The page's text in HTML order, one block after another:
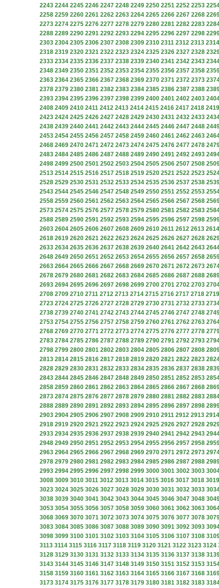
2243 2244 2245 2246 2247 2248 2249 2250 2251 2252 2253
2258 2259 2260 2261 2262 2263 2264 2265 2266 2267 2268
2273 2274 2275 2276 2277 2278 2279 2280 2281 2282 2283
2288 2289 2290 2291 2292 2293 2294 2295 2296 2297 2298
2303 2304 2305 2306 2307 2308 2309 2310 2311 2312 2313 2314
2318 2319 2320 2321 2322 2323 2324 2325 2326 2327 2328
2333 2334 2335 2336 2337 2338 2339 2340 2341 2342 2343
2348 2349 2350 2351 2352 2353 2354 2355 2356 2357 2358
2363 2364 2365 2366 2367 2368 2369 2370 2371 2372 2373
2378 2379 2380 2381 2382 2383 2384 2385 2386 2387 2388
2393 2394 2395 2396 2397 2398 2399 2400 2401 2402 2403
2408 2409 2410 2411 2412 2413 2414 2415 2416 2417 2418 2419
2423 2424 2425 2426 2427 2428 2429 2430 2431 2432 2433
2438 2439 2440 2441 2442 2443 2444 2445 2446 2447 2448
2453 2454 2455 2456 2457 2458 2459 2460 2461 2462 2463
2468 2469 2470 2471 2472 2473 2474 2475 2476 2477 2478
2483 2484 2485 2486 2487 2488 2489 2490 2491 2492 2493
2498 2499 2500 2501 2502 2503 2504 2505 2506 2507 2508
2513 2514 2515 2516 2517 2518 2519 2520 2521 2522 2523
2528 2529 2530 2531 2532 2533 2534 2535 2536 2537 2538
2543 2544 2545 2546 2547 2548 2549 2550 2551 2552 2553
2558 2559 2560 2561 2562 2563 2564 2565 2566 2567 2568
2573 2574 2575 2576 2577 2578 2579 2580 2581 2582 2583
2588 2589 2590 2591 2592 2593 2594 2595 2596 2597 2598
2603 2604 2605 2606 2607 2608 2609 2610 2611 2612 2613 2614
2618 2619 2620 2621 2622 2623 2624 2625 2626 2627 2628
2633 2634 2635 2636 2637 2638 2639 2640 2641 2642 2643
2648 2649 2650 2651 2652 2653 2654 2655 2656 2657 2658
2663 2664 2665 2666 2667 2668 2669 2670 2671 2672 2673
2678 2679 2680 2681 2682 2683 2684 2685 2686 2687 2688
2693 2694 2695 2696 2697 2698 2699 2700 2701 2702 2703
2708 2709 2710 2711 2712 2713 2714 2715 2716 2717 2718 2719
2723 2724 2725 2726 2727 2728 2729 2730 2731 2732 2733
2738 2739 2740 2741 2742 2743 2744 2745 2746 2747 2748
2753 2754 2755 2756 2757 2758 2759 2760 2761 2762 2763
2768 2769 2770 2771 2772 2773 2774 2775 2776 2777 2778
2783 2784 2785 2786 2787 2788 2789 2790 2791 2792 2793
2798 2799 2800 2801 2802 2803 2804 2805 2806 2807 2808
2813 2814 2815 2816 2817 2818 2819 2820 2821 2822 2823
2828 2829 2830 2831 2832 2833 2834 2835 2836 2837 2838
2843 2844 2845 2846 2847 2848 2849 2850 2851 2852 2853
2858 2859 2860 2861 2862 2863 2864 2865 2866 2867 2868
2873 2874 2875 2876 2877 2878 2879 2880 2881 2882 2883
2888 2889 2890 2891 2892 2893 2894 2895 2896 2897 2898
2903 2904 2905 2906 2907 2908 2909 2910 2911 2912 2913 2914
2918 2919 2920 2921 2922 2923 2924 2925 2926 2927 2928
2933 2934 2935 2936 2937 2938 2939 2940 2941 2942 2943
2948 2949 2950 2951 2952 2953 2954 2955 2956 2957 2958
2963 2964 2965 2966 2967 2968 2969 2970 2971 2972 2973
2978 2979 2980 2981 2982 2983 2984 2985 2986 2987 2988
2993 2994 2995 2996 2997 2998 2999 3000 3001 3002 3003
3008 3009 3010 3011 3012 3013 3014 3015 3016 3017 3018 3019
3023 3024 3025 3026 3027 3028 3029 3030 3031 3032 3033
3038 3039 3040 3041 3042 3043 3044 3045 3046 3047 3048
3053 3054 3055 3056 3057 3058 3059 3060 3061 3062 3063
3068 3069 3070 3071 3072 3073 3074 3075 3076 3077 3078
3083 3084 3085 3086 3087 3088 3089 3090 3091 3092 3093
3098 3099 3100 3101 3102 3103 3104 3105 3106 3107 3108
3113 3114 3115 3116 3117 3118 3119 3120 3121 3122 3123 3124
3128 3129 3130 3131 3132 3133 3134 3135 3136 3137 3138
3143 3144 3145 3146 3147 3148 3149 3150 3151 3152 3153
3158 3159 3160 3161 3162 3163 3164 3165 3166 3167 3168
3173 3174 3175 3176 3177 3178 3179 3180 3181 3182 3183